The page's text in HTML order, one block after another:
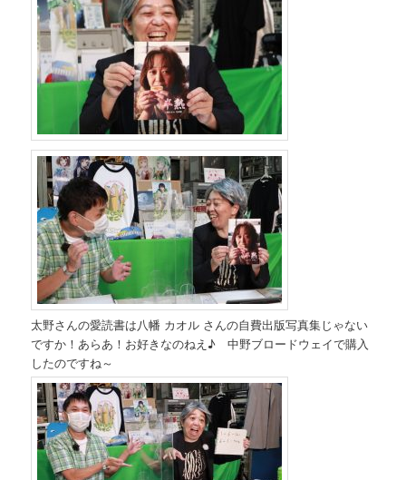
太野さんの愛読書は八幡 カオル さんの自費出版写真集じゃない
ですか！あらあ！お好きなのねえ♪ 中野ブロードウェイで購入
したのですね～